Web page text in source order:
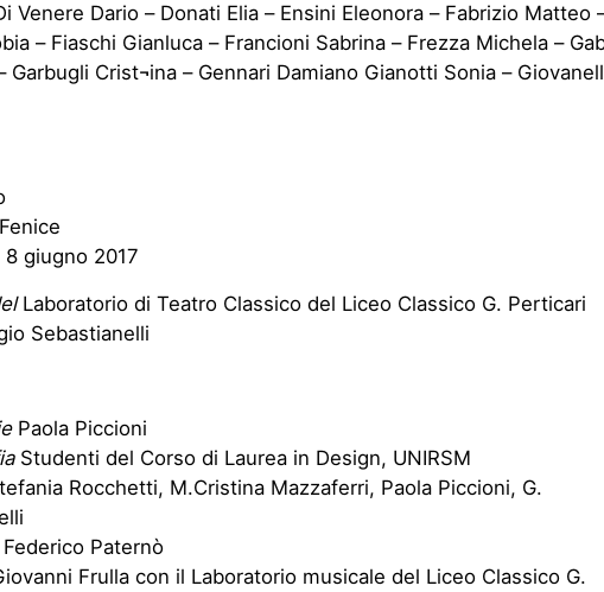
Venere Dario – Donati Elia – Ensini Eleonora – Fabrizio Matteo
– Fiaschi Gianluca – Francioni Sabrina – Frezza Michela –
Garbugli Crist¬ina – Gennari Damiano Gianotti Sonia –
8 giugno 2017
Laboratorio di Teatro Classico del Liceo Classico G. Perticari
Sebastianelli
Paola Piccioni
Studenti del Corso di Laurea in Design, UNIRSM
Rocchetti, M.Cristina Mazzaferri, Paola Piccioni, G.
Paternò
Frulla con il Laboratorio musicale del Liceo Classico G.